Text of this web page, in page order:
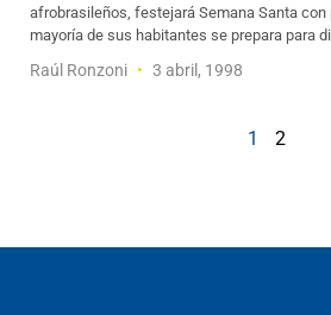
afrobrasileños, festejará Semana Santa
mayoría de sus habitantes se prepara para
Raúl Ronzoni 3 abril, 1998
1 2